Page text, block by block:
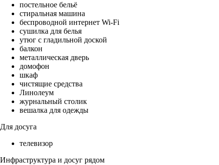
постельное бельё
стиральная машина
беспроводной интернет Wi-Fi
сушилка для белья
утюг с гладильной доской
балкон
металлическая дверь
домофон
шкаф
чистящие средства
Линолеум
журнальный столик
вешалка для одежды
Для досуга
телевизор
Инфраструктура и досуг рядом